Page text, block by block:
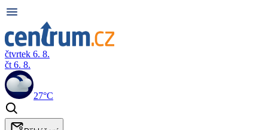
čtvrtek 6. 8.
čt 6. 8.
27°C